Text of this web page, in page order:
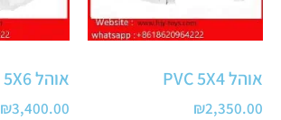
אוהל PVC 5X4
₪2,350.00
אוהל PVC 5X6
₪3,400.00